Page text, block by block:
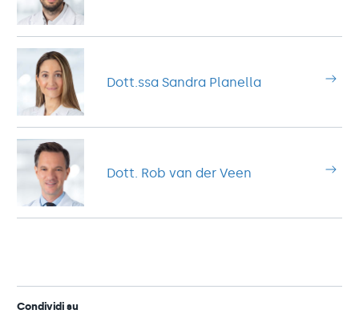
Dott.ssa Sandra Planella
Dott. Rob van der Veen
Condividi su